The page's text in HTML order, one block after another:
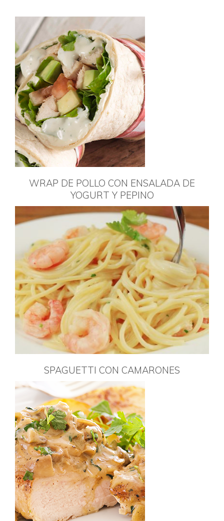
WRAP DE POLLO CON ENSALADA DE
YOGURT Y PEPINO
SPAGUETTI CON CAMARONES